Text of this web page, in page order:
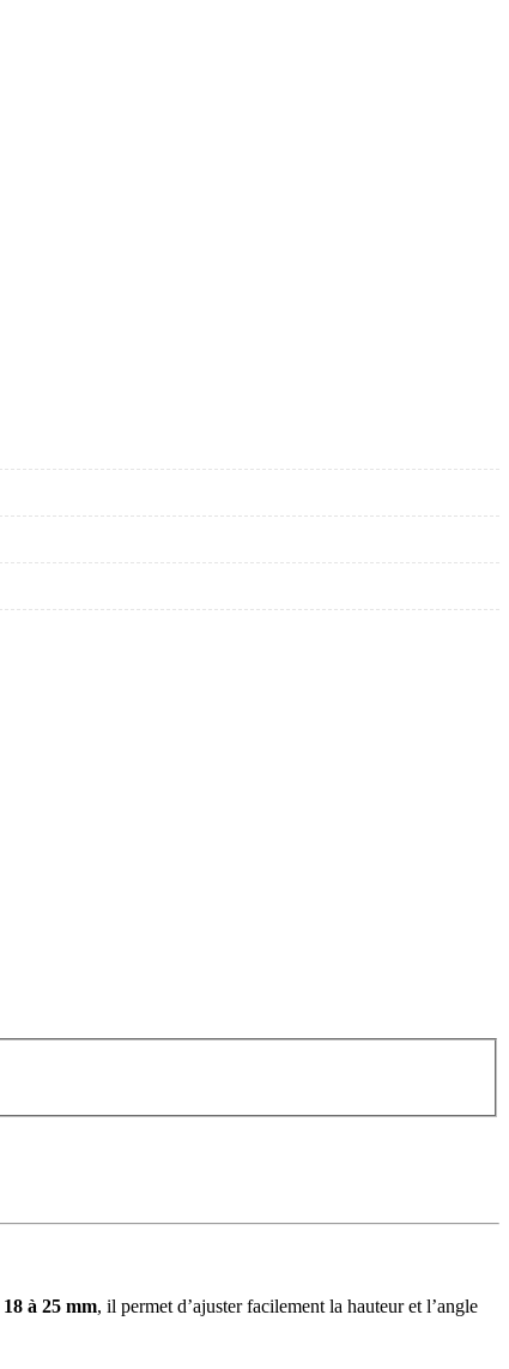
18 à 25 mm, il permet d’ajuster facilement la hauteur et l’angle